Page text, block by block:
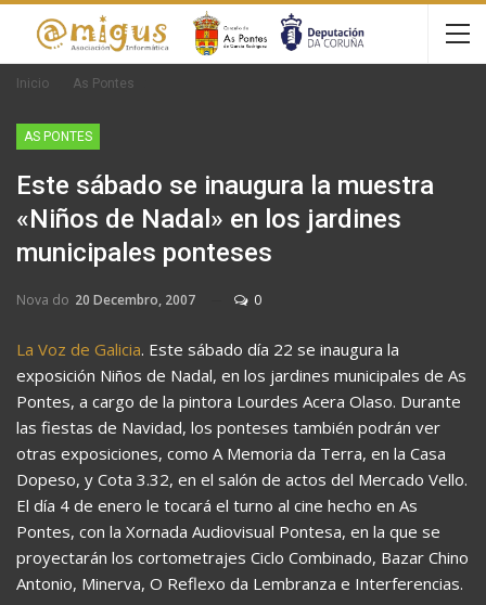
Inicio As Pontes
AS PONTES
Este sábado se inaugura la muestra
«Niños de Nadal» en los jardines
municipales ponteses
Nova do 20 Decembro, 2007 0
La Voz de Galicia. Este sábado día 22 se inaugura la
exposición Niños de Nadal, en los jardines municipales de As
Pontes, a cargo de la pintora Lourdes Acera Olaso. Durante
las fiestas de Navidad, los ponteses también podrán ver
otras exposiciones, como A Memoria da Terra, en la Casa
Dopeso, y Cota 3.32, en el salón de actos del Mercado Vello.
El día 4 de enero le tocará el turno al cine hecho en As
Pontes, con la Xornada Audiovisual Pontesa, en la que se
proyectarán los cortometrajes Ciclo Combinado, Bazar Chino
Antonio, Minerva, O Reflexo da Lembranza e Interferencias.